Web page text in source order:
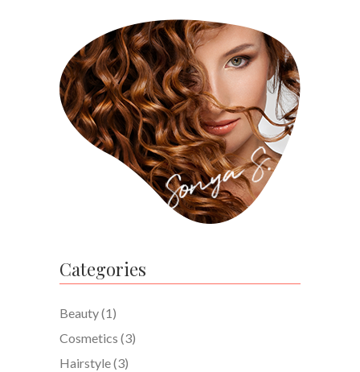
Categories
Beauty(1)
Cosmetics (3)
Hairstyle(3)